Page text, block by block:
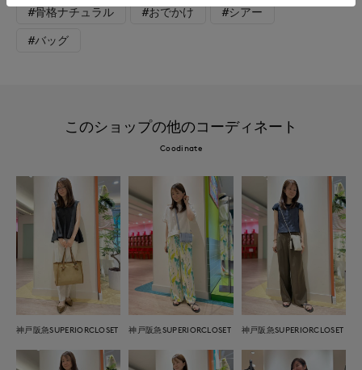
#骨格ナチュラル #おでかけ #シアー
#バッグ
このショップの他のコーディネート
Coodinate
神戸阪急SUPERIORCLOSET 神戸阪急SUPERIORCLOSET 神戸阪急SUPERIORCLOSET